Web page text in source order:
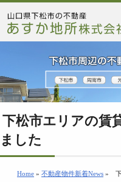
下松市エリアの賃
ました
Home » 不動産物件新着News »